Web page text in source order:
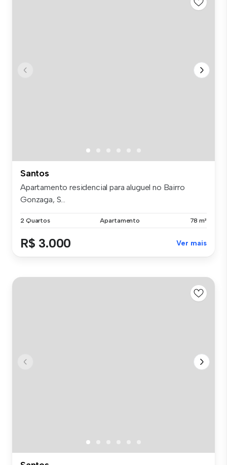
Santos
Apartamento residencial para aluguel no Bairro
Gonzaga, S...
2 Quartos Apartamento 78 m²
R$ 3.000 Ver mais